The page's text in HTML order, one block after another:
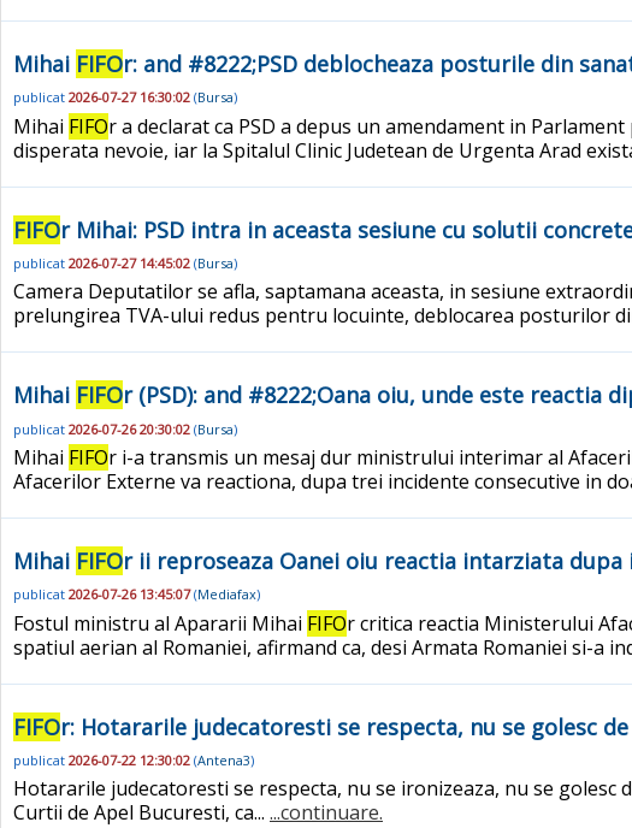
Mihai FIFOr: and #8222;PSD deblocheaza posturile din
publicat 2026-07-27 16:30:02 (Bursa)
Mihai FIFOr a declarat ca PSD a depus un amendament in
disperata nevoie, iar la Spitalul Clinic Judetean de Urgenta Arad
FIFOr Mihai: PSD intra in aceasta sesiune cu solutii
publicat 2026-07-27 14:45:02 (Bursa)
Camera Deputatilor se afla, saptamana aceasta, in sesiune
prelungirea TVA-ului redus pentru locuinte, deblocarea posturilor
Mihai FIFOr (PSD): and #8222;Oana oiu, unde este reactia
publicat 2026-07-26 20:30:02 (Bursa)
Mihai FIFOr i-a transmis un mesaj dur ministrului interimar al
Afacerilor Externe va reactiona, dupa trei incidente consecutive in
Mihai FIFOr ii reproseaza Oanei oiu reactia intarziata
publicat 2026-07-26 13:45:07(Mediafax)
Fostul ministru al Apararii Mihai FIFOr critica reactia Ministerului
spatiul aerian al Romaniei, afirmand ca, desi Armata Romaniei si-a
FIFOr: Hotararile judecatoresti se respecta, nu se golesc
publicat 2026-07-22 12:30:02 (Antena3)
Hotararile judecatoresti se respecta, nu se ironizeaza, nu se
Curtii de Apel Bucuresti, ca... ...continuare.